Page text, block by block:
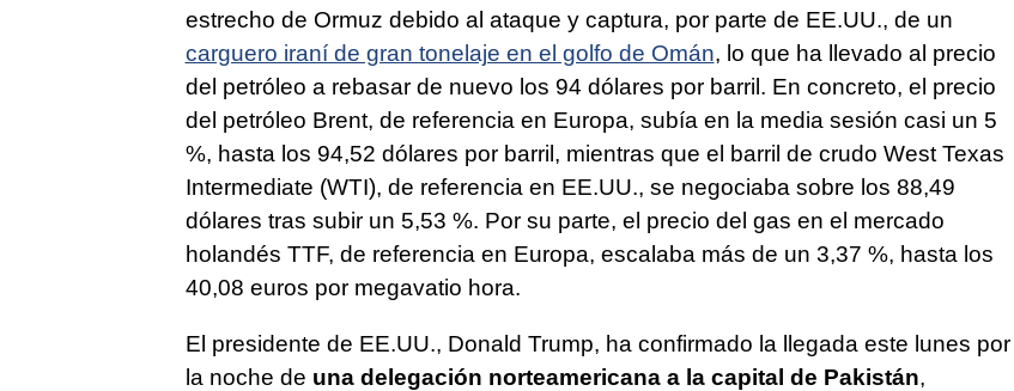
estrecho de Ormuz debido al ataque y captura, por parte de EE.UU., de un
carguero iraní de gran tonelaje en el golfo de Omán, lo que ha llevado al precio
del petróleo a rebasar de nuevo los 94 dólares por barril. En concreto, el precio
del petróleo Brent, de referencia en Europa, subía en la media sesión casi un 5
%, hasta los 94,52 dólares por barril, mientras que el barril de crudo West Texas
Intermediate (WTI), de referencia en EE.UU., se negociaba sobre los 88,49
dólares tras subir un 5,53 %. Por su parte, el precio del gas en el mercado
holandés TTF, de referencia en Europa, escalaba más de un 3,37 %, hasta los
40,08 euros por megavatio hora.
El presidente de EE.UU., Donald Trump, ha confirmado la llegada este lunes por
la noche de una delegación norteamericana a la capital de Pakistán,